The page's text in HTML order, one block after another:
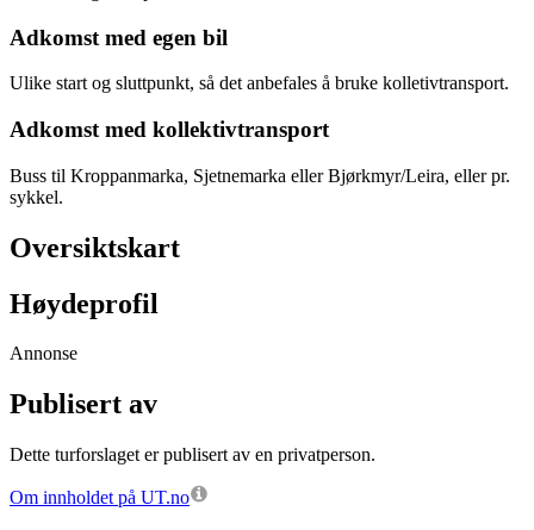
Adkomst med egen bil
Ulike start og sluttpunkt, så det anbefales å bruke kolletivtransport.
Adkomst med kollektivtransport
Buss til Kroppanmarka, Sjetnemarka eller Bjørkmyr/Leira, eller pr.
sykkel.
Oversiktskart
Høydeprofil
Annonse
Publisert av
Dette turforslaget er publisert av en privatperson.
Om innholdet på UT.no